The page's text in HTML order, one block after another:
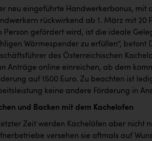
neu eingeführte Handwerkerbonus, mit
rückwirkend ab 1. März mit 20
Person gefördert wird, ist die ideale
Wärmespender zu erfüllen“, betont
des Österreichischen
Anträge online einreichen, ab dem
auf 1500 Euro. Zu beachten ist
keine andere Förderung in
und Backen mit dem Kachelofen
Zeit werden Kachelöfen aber nicht
versehen sie oftmals auf